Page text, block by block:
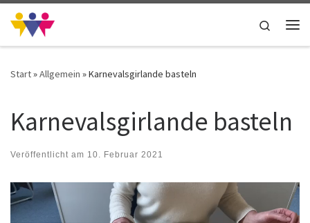
Zum Inhalt springen
Search
Start»Allgemein »Karnevalsgirlande basteln
Karnevalsgirlande basteln
Veröffentlicht am 10. Februar 2021
Video-
Player